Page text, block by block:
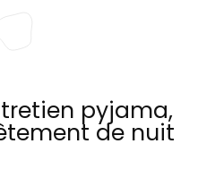
pyjama,
de nuit